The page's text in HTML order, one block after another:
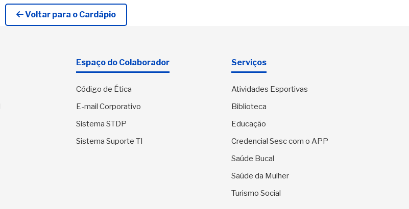
Voltar para o Cardápio
Espaço do Colaborador
Código de Ética
E-mail Corporativo
Sistema STDP
Sistema Suporte TI
Serviços
Atividades Esportivas
Biblioteca
Educação
Credencial Sesc com o APP
Saúde Bucal
Saúde da Mulher
Turismo Social